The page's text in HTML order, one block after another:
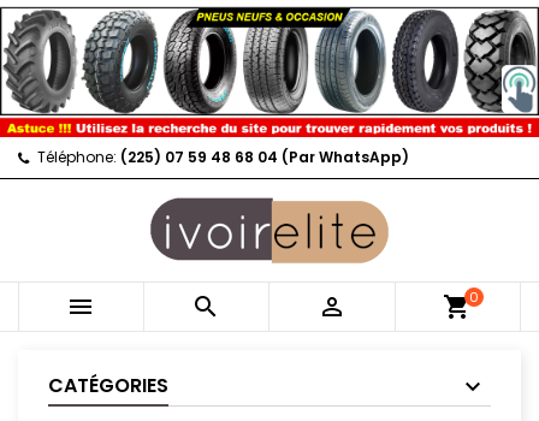
Téléphone: (225) 07 59 48 68 04 (Par WhatsApp)
   shopping_cart0
CATÉGORIES